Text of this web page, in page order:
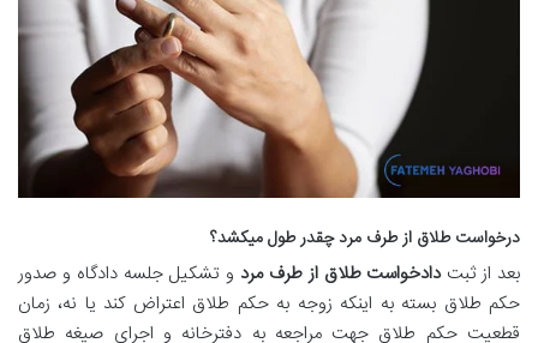
درخواست طلاق از طرف مرد چقدر طول میکشد؟
بعد از ثبتدادخواست طلاق از طرف مرد و تشکیل جلسه دادگاه و صدور
حکم طلاق بسته به اینکه زوجه به حکم طلاق اعتراض کند یا نه، زمان
قطعیت حکم طلاق جهت مراجعه به دفترخانه و اجرای صیغه طلاق